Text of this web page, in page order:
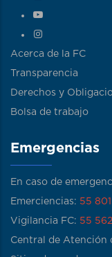
Acerca de la FC
Transparencia
Derechos y
Bolsa de trabajo
Emergencias
En caso de
Emerciencias: 55
Vigilancia FC: 55
Central de Atención